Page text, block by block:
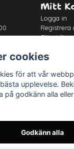
Mitt
Logga in
Registrera
Glömt
cookies
för att vår
upplevelse.
på godkänn alla
Godkänn alla